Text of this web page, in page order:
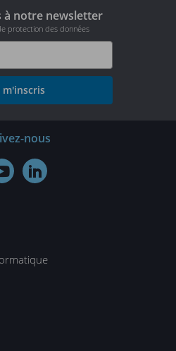
à notre newsletter
protection des données
m'inscris
nous
